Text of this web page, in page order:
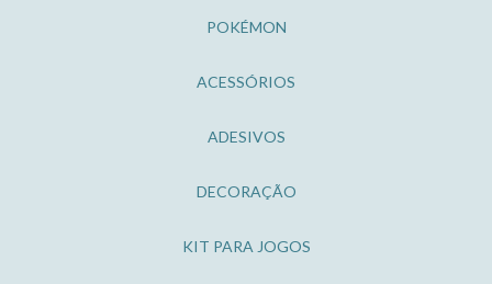
POKÉMON
ACESSÓRIOS
ADESIVOS
DECORAÇÃO
KIT PARA JOGOS